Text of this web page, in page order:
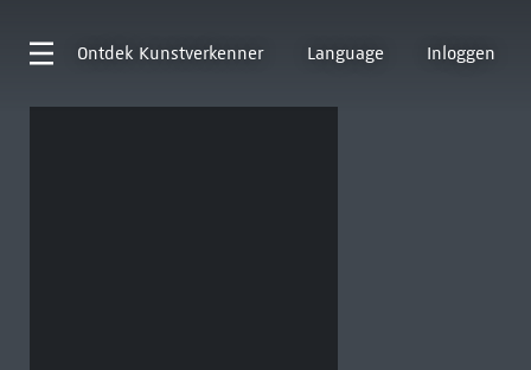
Ontdek Kunstverkenner Language Inloggen